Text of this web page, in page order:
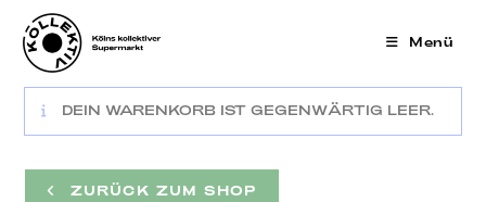
Zum
Inhalt
springen
Menü
DEIN WARENKORB IST GEGENWÄRTIG LEER.
ZURÜCK ZUM SHOP